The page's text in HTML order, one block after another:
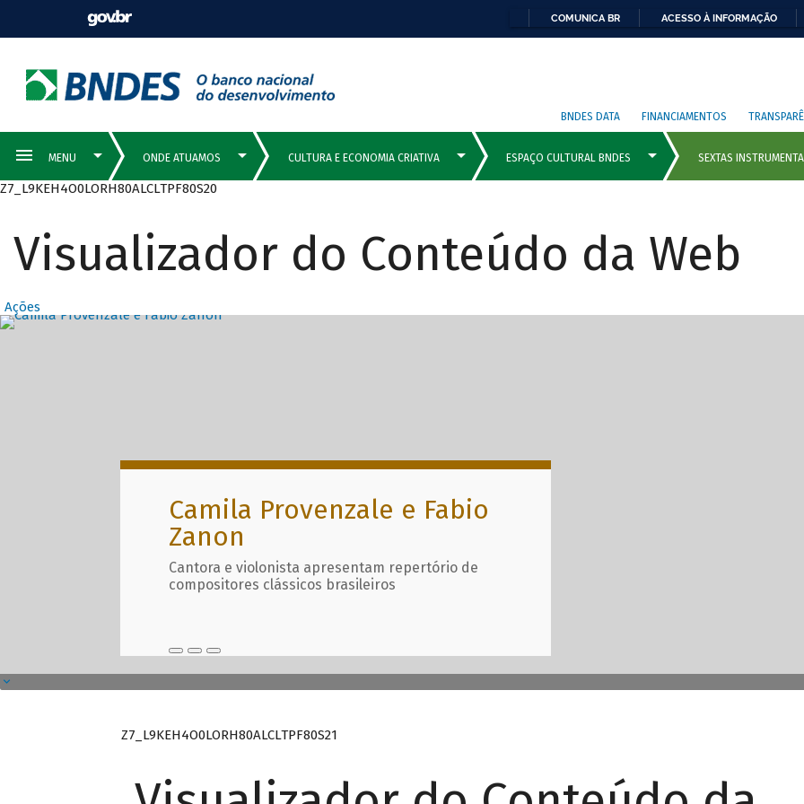
COMUNICA BR ACESSO À INFORMAÇÃO
BNDES DATA FINANCIAMENTOS
Z7_L9KEH4O0LORH80ALCLTPF80S20
Visualizador do Conteúdo da Web
Ações
Destaques Principais com
Camila Provenzale e Fabio
Zanon
Cantora e violonista apresentam repertório de
compositores clássicos brasileiros
Z7_L9KEH4O0LORH80ALCLTPF80S21